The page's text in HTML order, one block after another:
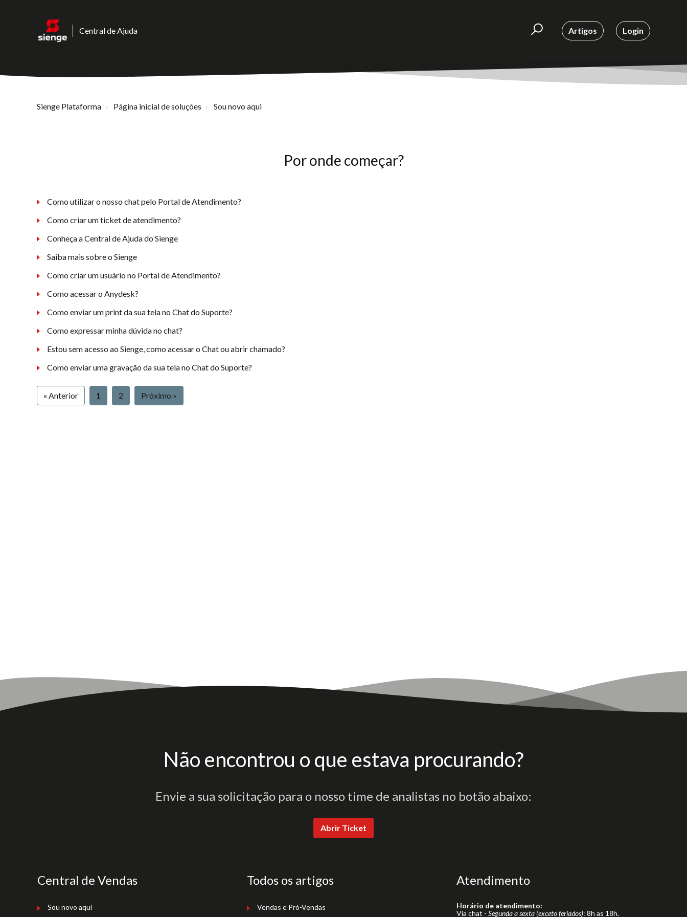
Central de Ajuda Artigos Login
Sienge Plataforma Página inicial de soluções Sou novo aqui
Por onde começar?
Como utilizar o nosso chat pelo Portal de Atendimento?
Como criar um ticket de atendimento?
Conheça a Central de Ajuda do Sienge
Saiba mais sobre o Sienge
Como criar um usuário no Portal de Atendimento?
Como acessar o Anydesk?
Como enviar um print da sua tela no Chat do Suporte?
Como expressar minha dúvida no chat?
Estou sem acesso ao Sienge, como acessar o Chat ou abrir chamado?
Como enviar uma gravação da sua tela no Chat do Suporte?
« Anterior 1 2 Próximo »
Não encontrou o que estava procurando?
Envie a sua solicitação para o nosso time de analistas no botão abaixo:
Abrir Ticket
Central de Vendas
Sou novo aqui
Todos os artigos
Vendas e Pró-Vendas
Atendimento
Horário de atendimento:
Via chat - Segunda a sexta (exceto feriados): 8h as 18h.